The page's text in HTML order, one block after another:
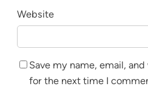
Website
Save my name, email,
for the next time I